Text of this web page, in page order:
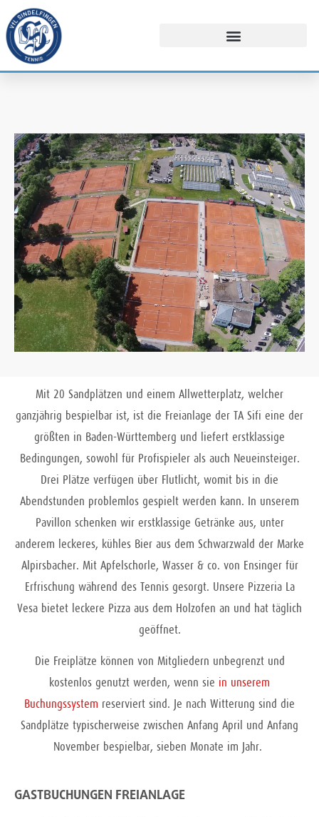
Mit 20 Sandplätzen und einem Allwetterplatz, welcher
ganzjährig bespielbar ist, ist die Freianlage der TA Sifi eine der
größten in Baden-Württemberg und liefert erstklassige
Bedingungen, sowohl für Profispieler als auch Neueinsteiger.
Drei Plätze verfügen über Flutlicht, womit bis in die
Abendstunden problemlos gespielt werden kann. In unserem
Pavillon schenken wir erstklassige Getränke aus, unter
anderem leckeres, kühles Bier aus dem Schwarzwald der Marke
Alpirsbacher. Mit Apfelschorle, Wasser & co. von Ensinger für
Erfrischung während des Tennis gesorgt. Unsere Pizzeria La
Vesa bietet leckere Pizza aus dem Holzofen an und hat täglich
geöffnet.
Die Freiplätze können von Mitgliedern unbegrenzt und
kostenlos genutzt werden, wenn sie in unserem
Buchungssystem reserviert sind. Je nach Witterung sind die
Sandplätze typischerweise zwischen Anfang April und Anfang
November bespielbar, sieben Monate im Jahr.
GASTBUCHUNGEN FREIANLAGE